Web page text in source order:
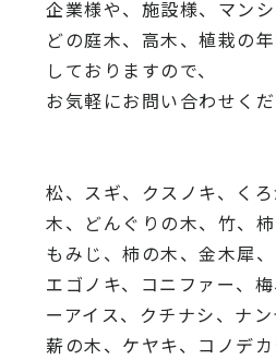
企業様や、施設様、マン
どの庭木、高木、植栽の
しておりますので、
お気軽にお問い合わせくだ
松、スギ、クスノキ、く
木、どんぐりの木、 竹、
もみじ、柿の木、金木犀、
エゴノキ、コニファー、
ーアイス、 クチナシ、ナン
薪の木、ケヤキ、コノデカ